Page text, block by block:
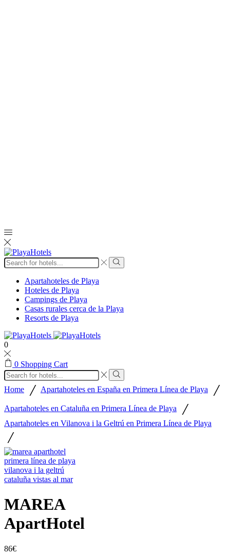
Apartahoteles de Playa
Hoteles de Playa
Campings de Playa
Casas rurales cerca de la Playa
Resorts de Playa
0
0 Shopping Cart
Home / Apartahoteles en España en Primera Línea de Playa /
Apartahoteles en Cataluña en Primera Línea de Playa /
Apartahoteles en Vilanova i la Geltrú en Primera Línea de Playa
/
MAREA
ApartHotel
86€